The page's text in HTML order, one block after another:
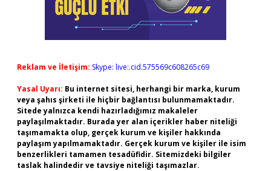
Reklam ve İletişim: Skype: live:.cid.575569c608265c69
Yasal Uyarı: Bu internet sitesi, herhangi bir marka, kurum
veya şahıs şirketi ile hiçbir bağlantısı bulunmamaktadır.
Sitede yalnızca kendi hazırladığımız makaleler
paylaşılmaktadır. Burada yer alan içerikler haber niteliği
taşımamakta olup, gerçek kurum ve kişiler hakkında
paylaşım yapılmamaktadır. Gerçek kurum ve kişiler ile isim
benzerlikleri tamamen tesadüfidir. Sitemizdeki bilgiler
taslak halindedir ve tavsiye niteliği taşımazlar.